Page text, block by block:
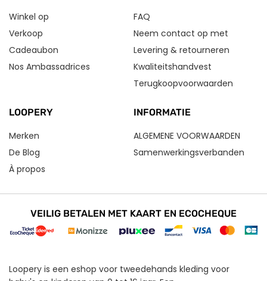
Winkel op
Verkoop
Cadeaubon
Nos Ambassadrices
FAQ
Neem contact op met
Levering & retourneren
Kwaliteitshandvest
Terugkoopvoorwaarden
LOOPERY
Merken
De Blog
À propos
INFORMATIE
ALGEMENE VOORWAARDEN
Samenwerkingsverbanden
VEILIG BETALEN MET KAART EN ECOCHEQUE
Loopery is een eshop voor tweedehands kleding voor